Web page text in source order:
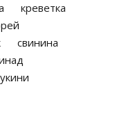
креветка
свинина